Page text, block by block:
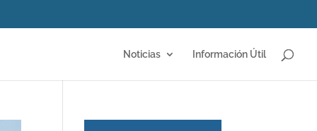
Noticias Información Útil